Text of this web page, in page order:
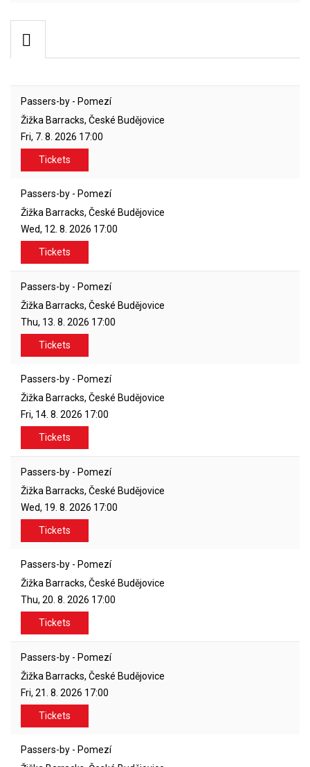
Passers-by - Pomezí
Žižka Barracks, České Budějovice
Fri, 7. 8. 2026 17:00
Tickets
Passers-by - Pomezí
Žižka Barracks, České Budějovice
Wed, 12. 8. 2026 17:00
Tickets
Passers-by - Pomezí
Žižka Barracks, České Budějovice
Thu, 13. 8. 2026 17:00
Tickets
Passers-by - Pomezí
Žižka Barracks, České Budějovice
Fri, 14. 8. 2026 17:00
Tickets
Passers-by - Pomezí
Žižka Barracks, České Budějovice
Wed, 19. 8. 2026 17:00
Tickets
Passers-by - Pomezí
Žižka Barracks, České Budějovice
Thu, 20. 8. 2026 17:00
Tickets
Passers-by - Pomezí
Žižka Barracks, České Budějovice
Fri, 21. 8. 2026 17:00
Tickets
Passers-by - Pomezí